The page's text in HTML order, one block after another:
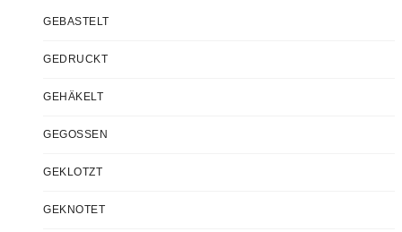
GEBASTELT
GEDRUCKT
GEHÄKELT
GEGOSSEN
GEKLOTZT
GEKNOTET